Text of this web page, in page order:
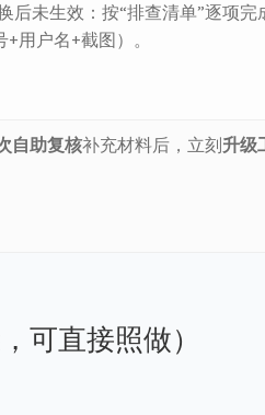
后未生效：按“排查清单”逐项完
+用户名+截图）。
自助复核补充材料后，立刻升级
可直接照做）